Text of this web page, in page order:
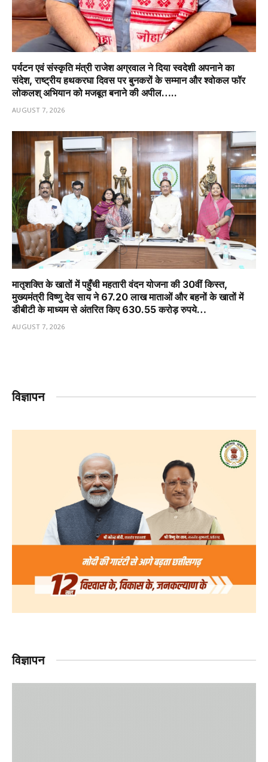
पर्यटन एवं संस्कृति मंत्री राजेश अग्रवाल ने दिया स्वदेशी अपनाने का
संदेश, राष्ट्रीय हथकरघा दिवस पर बुनकरों के सम्मान और श्वोकल फॉर
लोकलश् अभियान को मजबूत बनाने की अपील…..
AUGUST 7, 2026
मातृशक्ति के खातों में पहुँची महतारी वंदन योजना की 30वीं किस्त,
मुख्यमंत्री विष्णु देव साय ने 67.20 लाख माताओं और बहनों के खातों में
डीबीटी के माध्यम से अंतरित किए 630.55 करोड़ रुपये…
AUGUST 7, 2026
विज्ञापन
विज्ञापन